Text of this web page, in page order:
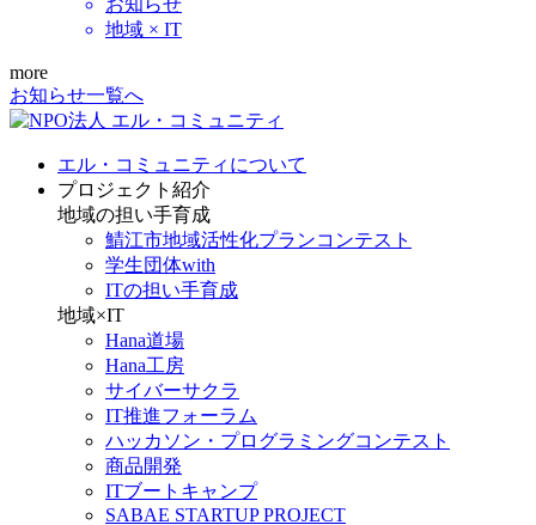
地域 × IT
more
お知らせ一覧へ
エル・コミュニティについて
プロジェクト紹介
地域の担い手育成
鯖江市地域活性化プランコンテスト
学生団体with
ITの担い手育成
地域×IT
Hana道場
Hana工房
サイバーサクラ
IT推進フォーラム
ハッカソン・プログラミングコンテスト
商品開発
ITブートキャンプ
SABAE STARTUP PROJECT